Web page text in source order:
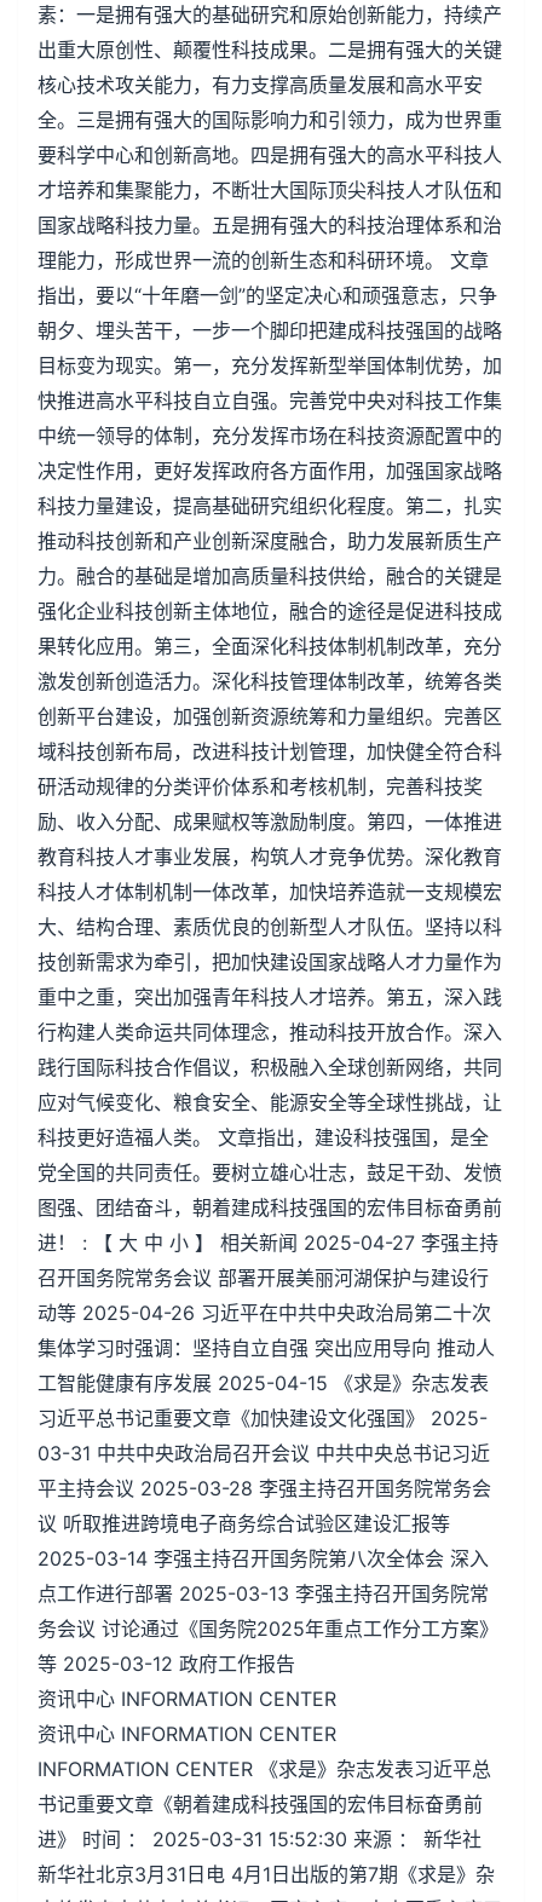
素：一是拥有强大的基础研究和原始创新能力，持续产
出重大原创性、颠覆性科技成果。二是拥有强大的关键
核心技术攻关能力，有力支撑高质量发展和高水平安
全。三是拥有强大的国际影响力和引领力，成为世界重
要科学中心和创新高地。四是拥有强大的高水平科技人
才培养和集聚能力，不断壮大国际顶尖科技人才队伍和
国家战略科技力量。五是拥有强大的科技治理体系和治
理能力，形成世界一流的创新生态和科研环境。 文章
指出，要以“十年磨一剑”的坚定决心和顽强意志，只争
朝夕、埋头苦干，一步一个脚印把建成科技强国的战略
目标变为现实。第一，充分发挥新型举国体制优势，加
快推进高水平科技自立自强。完善党中央对科技工作集
中统一领导的体制，充分发挥市场在科技资源配置中的
决定性作用，更好发挥政府各方面作用，加强国家战略
科技力量建设，提高基础研究组织化程度。第二，扎实
推动科技创新和产业创新深度融合，助力发展新质生产
力。融合的基础是增加高质量科技供给，融合的关键是
强化企业科技创新主体地位，融合的途径是促进科技成
果转化应用。第三，全面深化科技体制机制改革，充分
激发创新创造活力。深化科技管理体制改革，统筹各类
创新平台建设，加强创新资源统筹和力量组织。完善区
域科技创新布局，改进科技计划管理，加快健全符合科
研活动规律的分类评价体系和考核机制，完善科技奖
励、收入分配、成果赋权等激励制度。第四，一体推进
教育科技人才事业发展，构筑人才竞争优势。深化教育
科技人才体制机制一体改革，加快培养造就一支规模宏
大、结构合理、素质优良的创新型人才队伍。坚持以科
技创新需求为牵引，把加快建设国家战略人才力量作为
重中之重，突出加强青年科技人才培养。第五，深入践
行构建人类命运共同体理念，推动科技开放合作。深入
践行国际科技合作倡议，积极融入全球创新网络，共同
应对气候变化、粮食安全、能源安全等全球性挑战，让
科技更好造福人类。 文章指出，建设科技强国，是全
党全国的共同责任。要树立雄心壮志，鼓足干劲、发愤
图强、团结奋斗，朝着建成科技强国的宏伟目标奋勇前
进！ : 【 大 中 小 】 相关新闻 2025-04-27 李强主持
召开国务院常务会议 部署开展美丽河湖保护与建设行
动等 2025-04-26 习近平在中共中央政治局第二十次
集体学习时强调：坚持自立自强 突出应用导向 推动人
工智能健康有序发展 2025-04-15 《求是》杂志发表
习近平总书记重要文章《加快建设文化强国》 2025-
03-31 中共中央政治局召开会议 中共中央总书记习近
平主持会议 2025-03-28 李强主持召开国务院常务会
议 听取推进跨境电子商务综合试验区建设汇报等
2025-03-14 李强主持召开国务院第八次全体会 深入
点工作进行部署 2025-03-13 李强主持召开国务院常
务会议 讨论通过《国务院2025年重点工作分工方案》
等 2025-03-12 政府工作报告
资讯中心 INFORMATION CENTER
资讯中心 INFORMATION CENTER
INFORMATION CENTER 《求是》杂志发表习近平总
书记重要文章《朝着建成科技强国的宏伟目标奋勇前
进》 时间 ： 2025-03-31 15:52:30 来源 ： 新华社
新华社北京3月31日电 4月1日出版的第7期《求是》杂